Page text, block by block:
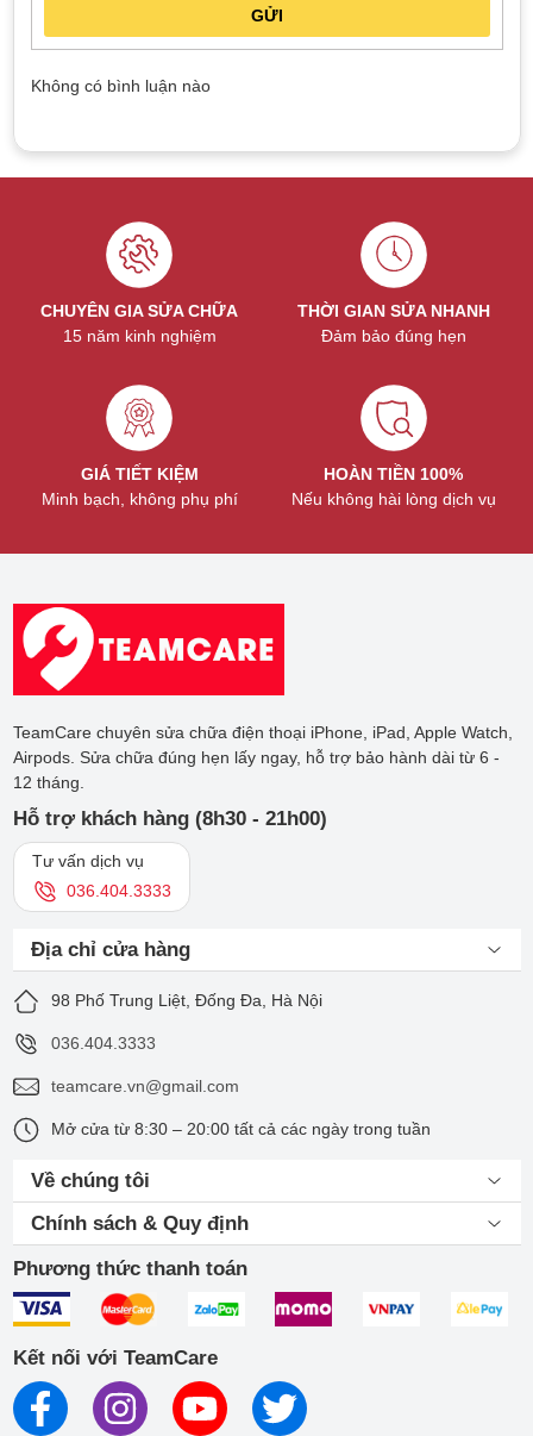
GỬI
Không có bình luận nào
CHUYÊN GIA SỬA CHỮA
15 năm kinh nghiệm
THỜI GIAN SỬA NHANH
Đảm bảo đúng hẹn
GIÁ TIẾT KIỆM
Minh bạch, không phụ phí
HOÀN TIỀN 100%
Nếu không hài lòng dịch vụ
TeamCare chuyên sửa chữa điện thoại iPhone, iPad, Apple Watch,
Airpods. Sửa chữa đúng hẹn lấy ngay, hỗ trợ bảo hành dài từ 6 -
12 tháng.
Hỗ trợ khách hàng (8h30 - 21h00)
Tư vấn dịch vụ
036.404.3333
Địa chỉ cửa hàng
98 Phố Trung Liệt, Đống Đa, Hà Nội
036.404.3333
teamcare.vn@gmail.com
Mở cửa từ 8:30 – 20:00 tất cả các ngày trong tuần
Về chúng tôi
Chính sách & Quy định
Phương thức thanh toán
Kết nối với TeamCare